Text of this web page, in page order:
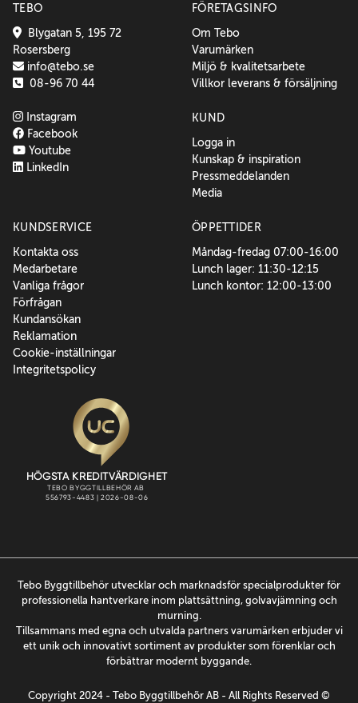
TEBO
Blygatan 5, 195 72
Rosersberg
info@tebo.se
08-96 70 44
Instagram
Facebook
Youtube
LinkedIn
FÖRETAGSINFO
Om Tebo
Varumärken
Miljö & kvalitetsarbete
Villkor leverans & försäljning
KUND
Logga in
Kunskap & inspiration
Pressmeddelanden
Media
KUNDSERVICE
Kontakta oss
Medarbetare
Vanliga frågor
Förfrågan
Kundansökan
Reklamation
Cookie-inställningar
Integritetspolicy
ÖPPETTIDER
Måndag-fredag 07:00-16:00
Lunch lager: 11:30-12:15
Lunch kontor: 12:00-13:00
Tebo Byggtillbehör utvecklar och marknadsför specialprodukter för
professionella hantverkare inom plattsättning, golvavjämning och
murning.
Tillsammans med egna och utvalda partners varumärken erbjuder vi
ett unik och innovativt sortiment av produkter som förenklar och
förbättrar modernt byggande.
Copyright 2024 - Tebo Byggtillbehõr AB - All Rights Reserved ©